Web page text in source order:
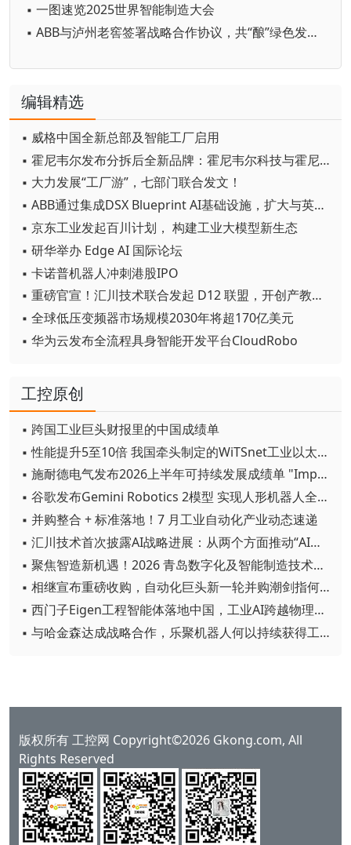
▪ 一图速览2025世界智能制造大会
▪ ABB与泸州老窖签署战略合作协议，共“酿”绿色发展新未来
编辑精选
▪ 威格中国全新总部及智能工厂启用
▪ 霍尼韦尔发布分拆后全新品牌：霍尼韦尔科技与霍尼韦尔航空航天
▪ 大力发展“工厂游”，七部门联合发文！
▪ ABB通过集成DSX Blueprint AI基础设施，扩大与英伟达的合作
▪ 京东工业发起百川计划， 构建工业大模型新生态
▪ 研华举办 Edge AI 国际论坛
▪ 卡诺普机器人冲刺港股IPO
▪ 重磅官宣！汇川技术联合发起 D12 联盟，开创产教融合新范式
▪ 全球低压变频器市场规模2030年将超170亿美元
▪ 华为云发布全流程具身智能开发平台CloudRobo
工控原创
▪ 跨国工业巨头财报里的中国成绩单
▪ 性能提升5至10倍 我国牵头制定的WiTSnet工业以太网国际标准正式发布
▪ 施耐德电气发布2026上半年可持续发展成绩单 "Impact 2030"路线图开局稳健
▪ 谷歌发布Gemini Robotics 2模型 实现人形机器人全身智能控制突破
▪ 并购整合 + 标准落地！7 月工业自动化产业动态速递
▪ 汇川技术首次披露AI战略进展：从两个方面推动“AI业务化”落地
▪ 聚焦智造新机遇！2026 青岛数字化及智能制造技术论坛圆满落幕
▪ 相继宣布重磅收购，自动化巨头新一轮并购潮剑指何方？
▪ 西门子Eigen工程智能体落地中国，工业AI跨越物理世界“确定性”拐点
▪ 与哈金森达成战略合作，乐聚机器人何以持续获得工业巨头青睐？
版权所有 工控网 Copyright©2026 Gkong.com, All
Rights Reserved